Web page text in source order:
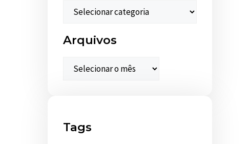
Arquivos
Tags